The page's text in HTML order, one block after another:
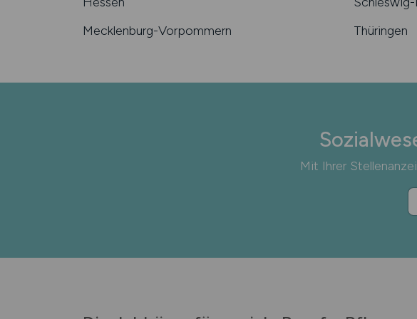
Mecklenburg-Vorpommern
Thüringen
Mit Ihrer